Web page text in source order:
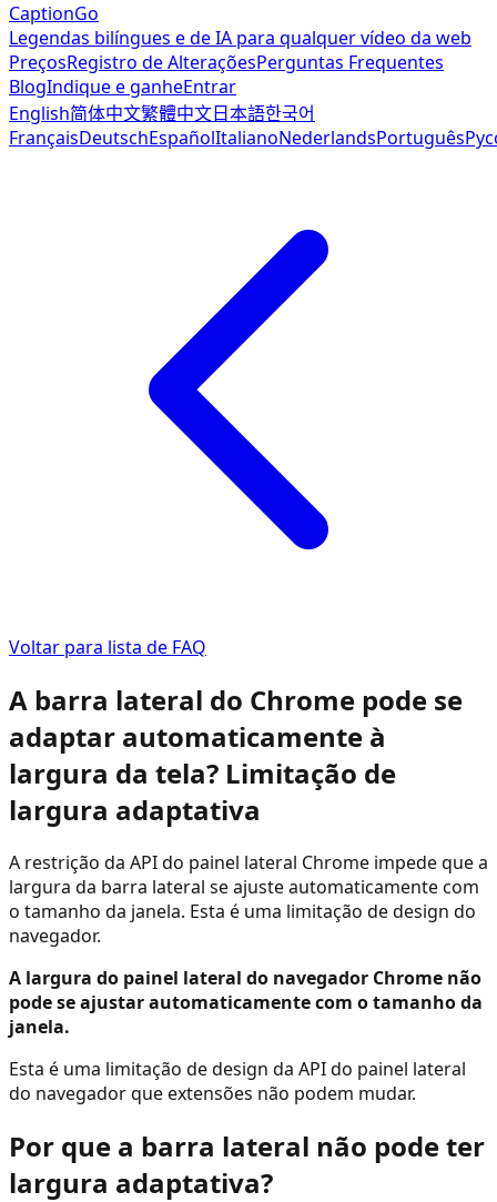
CaptionGo
Legendas bilíngues e de IA para qualquer vídeo da web
PreçosRegistro de AlteraçõesPerguntas Frequentes
BlogIndique e ganheEntrar
English简体中文繁體中文日本語한국어
FrançaisDeutschEspañolItalianoNederlandsPortuguês
Voltar para lista de FAQ
A barra lateral do Chrome pode se
adaptar automaticamente à
largura da tela? Limitação de
largura adaptativa
A restrição da API do painel lateral Chrome impede que a
largura da barra lateral se ajuste automaticamente com
o tamanho da janela. Esta é uma limitação de design do
navegador.
A largura do painel lateral do navegador Chrome não
pode se ajustar automaticamente com o tamanho da
janela.
Esta é uma limitação de design da API do painel lateral
do navegador que extensões não podem mudar.
Por que a barra lateral não pode ter
largura adaptativa?